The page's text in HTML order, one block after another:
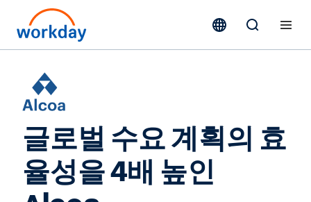
글로벌 수요 계획의 효
율성을 4배 높인